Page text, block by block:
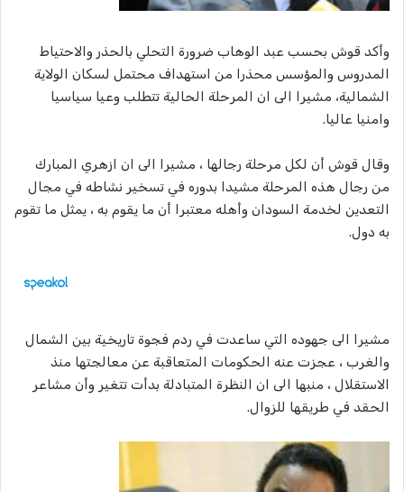
وأكد قوش بحسب عبد الوهاب ضرورة التحلي بالحذر والاحتياط
المدروس والمؤسس محذرا من استهداف محتمل لسكان الولاية
الشمالية، مشيرا الى ان المرحلة الحالية تتطلب وعيا سياسيا
وامنيا عاليا.
وقال قوش أن لكل مرحلة رجالها ، مشيرا الى ان ازهري المبارك
من رجال هذه المرحلة مشيدا بدوره في تسخير نشاطه في مجال
التعدين لخدمة السودان وأهله معتبرا أن ما يقوم به ، يمثل ما تقوم
به دول.
مشيرا الى جهوده التي ساعدت في ردم فجوة تاريخية بين الشمال
والغرب ، عجزت عنه الحكومات المتعاقبة عن معالجتها منذ
الاستقلال ، منبها الى ان النظرة المتبادلة بدأت تتغير وأن مشاعر
الحقد في طريقها للزوال.